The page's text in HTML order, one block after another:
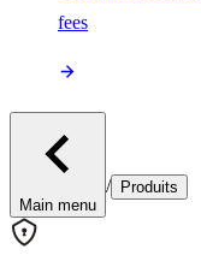
fees
Main menu
/ Produits